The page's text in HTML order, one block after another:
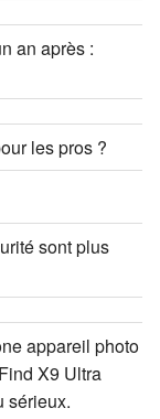
an après :
les pros ?
sont plus
appareil photo
X9 Ultra
sérieux.